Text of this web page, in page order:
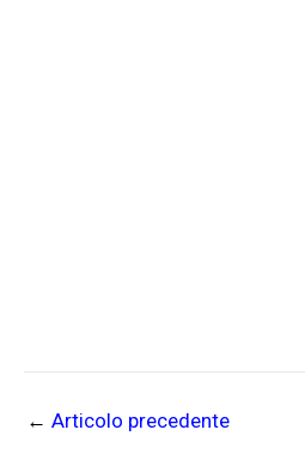
← Articolo precedente